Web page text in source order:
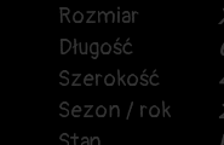
Rozmiar
Długość
Szerokość
Sezon / rok